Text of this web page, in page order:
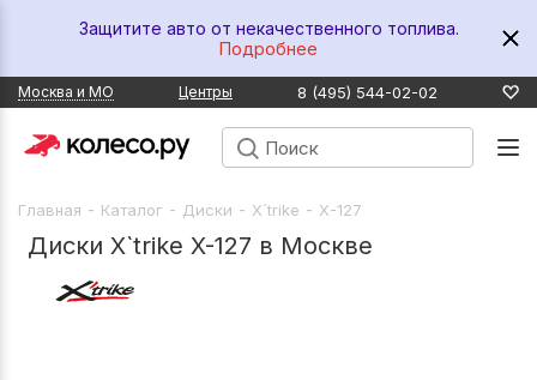
Защитите авто от некачественного топлива.
Подробнее
Москва и МО Центры 8 (495) 544-02-02
Главная - Каталог - Диски - X`trike - X-127
Диски X`trike X-127 в Москве